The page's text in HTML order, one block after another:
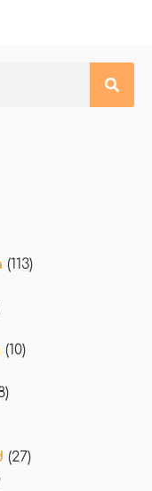
(113)
(10)
(27)